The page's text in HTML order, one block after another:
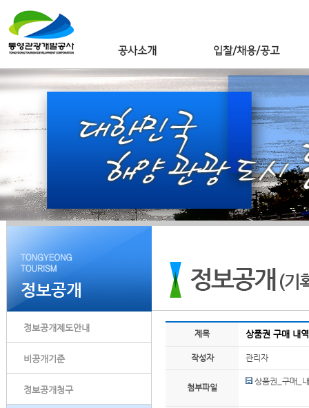
정보공개제도안내
비공개기준
정보공개청구
제목 상품권 구매 내
작성자 관리자
첨부파일
상품권_구매_